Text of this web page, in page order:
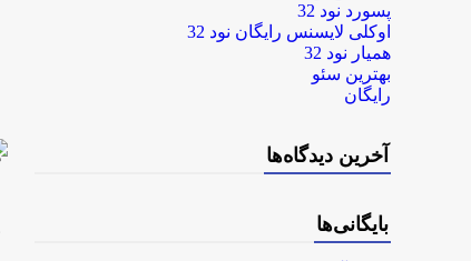
پسورد نود 32
اوکلی لایسنس رایگان نود 32
همیار نود 32
بهترین سئو
رایگان
آخرین دیدگاه‌ها
بایگانی‌ها